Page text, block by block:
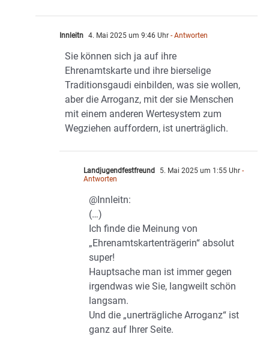
Innleitn 4. Mai 2025 um 9:46 Uhr - Antworten
Sie können sich ja auf ihre
Ehrenamtskarte und ihre bierselige
Traditionsgaudi einbilden, was sie wollen,
aber die Arroganz, mit der sie Menschen
mit einem anderen Wertesystem zum
Wegziehen auffordern, ist unerträglich.
Landjugendfestfreund 5. Mai 2025 um 1:55 Uhr -
Antworten
@Innleitn:
(…)
Ich finde die Meinung von
„Ehrenamtskartenträgerin“ absolut
super!
Hauptsache man ist immer gegen
irgendwas wie Sie, langweilt schön
langsam.
Und die „unerträgliche Arroganz“ ist
ganz auf Ihrer Seite.